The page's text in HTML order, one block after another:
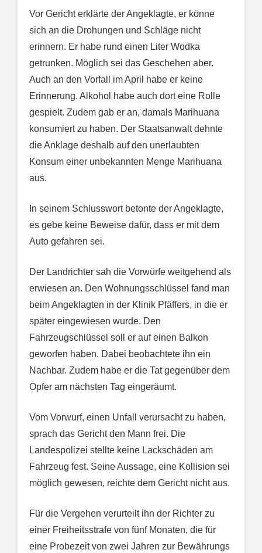
Vor Gericht erklärte der Angeklagte, er könne
sich an die Drohungen und Schläge nicht
erinnern. Er habe rund einen Liter Wodka
getrunken. Möglich sei das Geschehen aber.
Auch an den Vorfall im April habe er keine
Erinnerung. Alkohol habe auch dort eine Rolle
gespielt. Zudem gab er an, damals Marihuana
konsumiert zu haben. Der Staatsanwalt dehnte
die Anklage deshalb auf den unerlaubten
Konsum einer unbekannten Menge Marihuana
aus.
In seinem Schlusswort betonte der Angeklagte,
es gebe keine Beweise dafür, dass er mit dem
Auto gefahren sei.
Der Landrichter sah die Vorwürfe weitgehend als
erwiesen an. Den Wohnungsschlüssel fand man
beim Angeklagten in der Klinik Pfäffers, in die er
später eingewiesen wurde. Den
Fahrzeugschlüssel soll er auf einen Balkon
geworfen haben. Dabei beobachtete ihn ein
Nachbar. Zudem habe er die Tat gegenüber dem
Opfer am nächsten Tag eingeräumt.
Vom Vorwurf, einen Unfall verursacht zu haben,
sprach das Gericht den Mann frei. Die
Landespolizei stellte keine Lackschäden am
Fahrzeug fest. Seine Aussage, eine Kollision sei
möglich gewesen, reichte dem Gericht nicht aus.
Für die Vergehen verurteilt ihn der Richter zu
einer Freiheitsstrafe von fünf Monaten, die für
eine Probezeit von zwei Jahren zur Bewährungs